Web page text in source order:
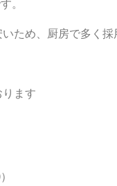
。
ため、厨房で多く
ます